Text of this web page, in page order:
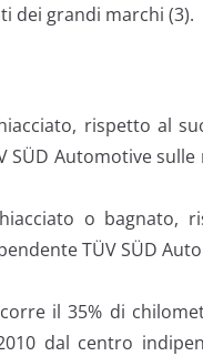
dei grandi marchi (3).
rispetto al
Automotive sulle
o bagnato,
TÜV SÜD
il 35% di
dal centro